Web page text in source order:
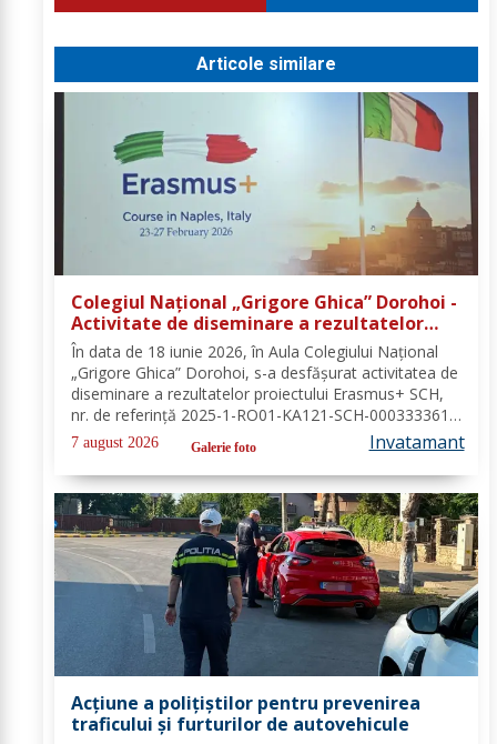
Articole similare
Colegiul Național „Grigore Ghica” Dorohoi -
Activitate de diseminare a rezultatelor
proiectului Erasmus+ SCH, 2025-1-RO01-
KA121-SCH-000333361
În data de 18 iunie 2026, în Aula Colegiului Național
„Grigore Ghica” Dorohoi, s-a desfășurat activitatea de
diseminare a rezultatelor proiectului Erasmus+ SCH,
nr. de referință 2025-1-RO01-KA121-SCH-000333361,
organizată de contabilul-șef, doamna Hrab Cristina, și
secretarul unității, doamna Alexa...
7 august 2026 Galerie foto Invatamant
Acțiune a polițiștilor pentru prevenirea
traficului și furturilor de autovehicule